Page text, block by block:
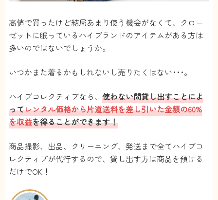
高値で買ったけど結局あまり使う機会がなくて、クロー
ゼットに眠っているハイブランドのアイテムがある方は
多いのではないでしょうか。
いつかまた着るかもしれないし売りたくはない･･･。
ハイブコレクティブなら、使わない間貸し出すことによ
ってレンタル価格から片道送料を差し引いた金額の60%
を収益を得ることができます！
商品撮影、出品、クリーニング、発送まで全てハイブコ
レクティブが代行するので、貸し出す方は商品を預ける
だけでOK！